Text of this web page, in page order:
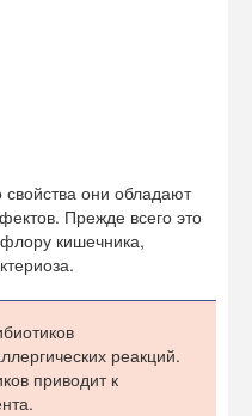
они обладают
Прежде всего это
кишечника,
реакций.
приводит к